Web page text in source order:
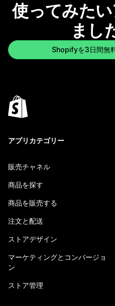
使ってみた
まし
Shopifyを3日間無
アプリカテゴリー
販売チャネル
商品を探す
商品を販売する
注文と配送
ストアデザイン
マーケティングとコンバージョ
ン
ストア管理